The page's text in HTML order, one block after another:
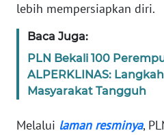
lebih mempersiapkan diri.
Baca Juga:
PLN Bekali 100
ALPERKLINAS:
Masyarakat Tangguh
Melalui laman resminya,
SUMUT
WN
JAKARTA
WN